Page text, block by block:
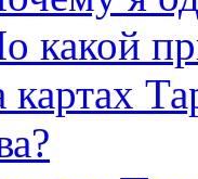
какой
картах